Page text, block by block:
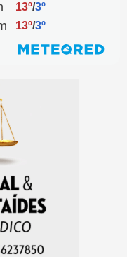
13º/3º
13º/3º